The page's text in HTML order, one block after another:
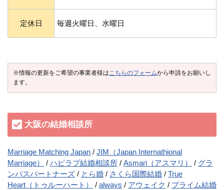
定休日 毎週火曜日、水曜日
※情報の更新をご希望の事業者様はこちらのフォームから申請をお願いし
ます。
大阪の結婚相談所
Marriage Matching Japan
JIM（Japan Internathional
Marriage）
ハピラブ結婚相談所 Asmari（アスマリ）
グラ
ンパスパートナーズ
とら婚 さくら国際結婚
True
Heart（トゥルーハート）
always アウェイク
プライム結婚